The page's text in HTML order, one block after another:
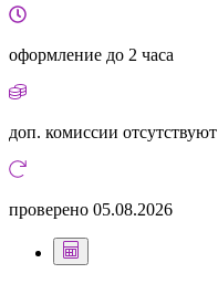
оформление до 2 часа
доп. комиссии отсутствуют
проверено 05.08.2026